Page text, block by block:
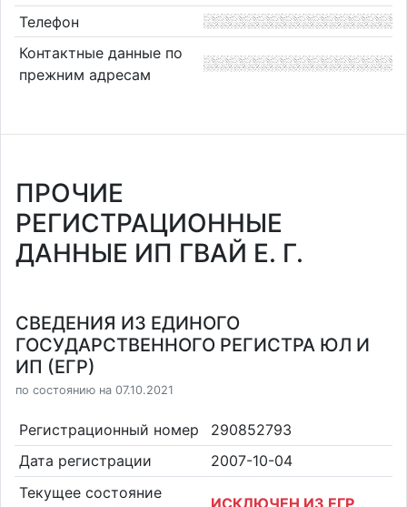
Телефон
Контактные данные по
прежним адресам
ПРОЧИЕ
РЕГИСТРАЦИОННЫЕ
ДАННЫЕ ИП ГВАЙ Е. Г.
СВЕДЕНИЯ ИЗ ЕДИНОГО
ГОСУДАРСТВЕННОГО РЕГИСТРА ЮЛ И
ИП (ЕГР)
по состоянию на 07.10.2021
Регистрационный номер
290852793
Дата регистрации
2007-10-04
Текущее состояние
ИСКЛЮЧЕН ИЗ ЕГР